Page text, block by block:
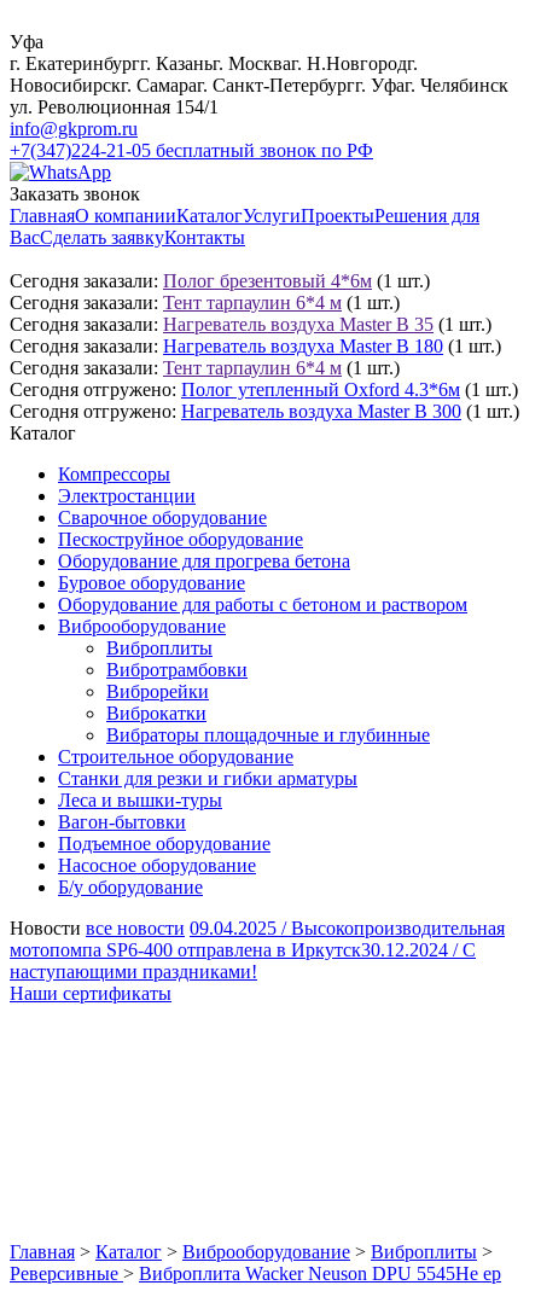
Уфа
г. Екатеринбургг. Казаньг. Москваг. Н.Новгородг.
Новосибирскг. Самараг. Санкт-Петербургг. Уфаг. Челябинск
ул. Революционная 154/1
info@gkprom.ru
+7(347)224-21-05 бесплатный звонок по РФ
Заказать звонок
ГлавнаяО компанииКаталогУслугиПроектыРешения для
ВасСделать заявкуКонтакты
Сегодня заказали: Полог брезентовый 4*6м (1 шт.)
Сегодня заказали: Тент тарпаулин 6*4 м (1 шт.)
Сегодня заказали: Нагреватель воздуха Master B 35 (1 шт.)
Сегодня заказали: Нагреватель воздуха Master B 180 (1 шт.)
Сегодня заказали: Тент тарпаулин 6*4 м (1 шт.)
Сегодня отгружено: Полог утепленный Oxford 4.3*6м (1 шт.)
Сегодня отгружено: Нагреватель воздуха Master B 300 (1 шт.)
Каталог
Компрессоры
Электростанции
Сварочное оборудование
Пескоструйное оборудование
Оборудование для прогрева бетона
Буровое оборудование
Оборудование для работы с бетоном и раствором
Виброоборудование
Виброплиты
Вибротрамбовки
Виброрейки
Виброкатки
Вибраторы площадочные и глубинные
Строительное оборудование
Станки для резки и гибки арматуры
Леса и вышки-туры
Вагон-бытовки
Подъемное оборудование
Насосное оборудование
Б/у оборудование
Новости все новости 09.04.2025 /Высокопроизводительная
мотопомпа SP6-400 отправлена в Иркутск30.12.2024 /С
наступающими праздниками!
Наши сертификаты
Главная > Каталог > Виброоборудование > Виброплиты >
Реверсивные > Виброплита Wacker Neuson DPU 5545He ep